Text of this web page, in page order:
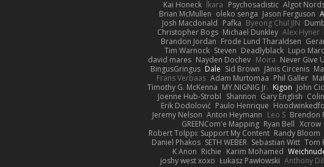
Kai Honeck Íkara Psychosadistic Algot
Brian McMullen oleko senga Jason Ferguson
Josh Macdonald Pafka Byeong Chul JIN
Christopher Bogs Michael Dunkley Alex Hyner
Brandon Jordan Frode Lund Tharaldsen
Tim Warnock Steven Deadlyblack Lupo
david mares Nayden Dochev Moira Never Give
BingusGringus Dale Sid Brown Jānis Circenis
Frans Verbaas Adam Murtomaa Phil Galler
Timothy G. McKenna MY.NIGNIG Jr. Kigon John
Joenne Hub-Strobl Shannon Gary English
Erik Dodolović Paulo Henrique
Jeremy Nelson Anton Heymann Leo S Brendon
GREENCom'e Mapping Ryan Bell Xcrow
Robert Tolppi: Support My Content Randy Bloom
Daniel Phakos SETH WEBER Sebastian Witt Tom
K Anon Richie Karim Mohamed
joshy west xoxo Łukasz Pawłowski Anthony